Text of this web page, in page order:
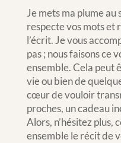
Je mets ma plume au
respecte vos mots et
l’écrit. Je vous
pas ; nous faisons ce
ensemble. Cela peut
vie ou bien de
cœur de vouloir
proches, un cadeau
Alors, n’hésitez plus,
ensemble le récit de